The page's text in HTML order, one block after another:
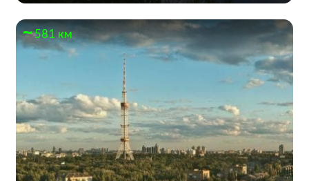
581 км